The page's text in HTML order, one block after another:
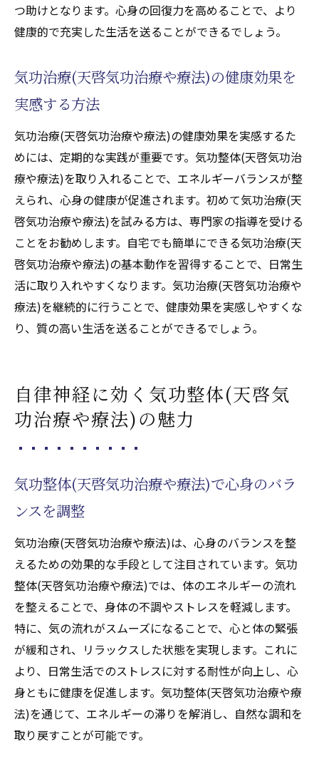
つ助けとなります。心身の回復力を高めることで、より
健康的で充実した生活を送ることができるでしょう。
気功治療(天啓気功治療や療法)の健康効果を
実感する方法
気功治療(天啓気功治療や療法)の健康効果を実感するた
めには、定期的な実践が重要です。気功整体(天啓気功治
療や療法)を取り入れることで、エネルギーバランスが整
えられ、心身の健康が促進されます。初めて気功治療(天
啓気功治療や療法)を試みる方は、専門家の指導を受ける
ことをお勧めします。自宅でも簡単にできる気功治療(天
啓気功治療や療法)の基本動作を習得することで、日常生
活に取り入れやすくなります。気功治療(天啓気功治療や
療法)を継続的に行うことで、健康効果を実感しやすくな
り、質の高い生活を送ることができるでしょう。
自律神経に効く気功整体(天啓気
功治療や療法)の魅力
気功整体(天啓気功治療や療法)で心身のバラ
ンスを調整
気功治療(天啓気功治療や療法)は、心身のバランスを整
えるための効果的な手段として注目されています。気功
整体(天啓気功治療や療法)では、体のエネルギーの流れ
を整えることで、身体の不調やストレスを軽減します。
特に、気の流れがスムーズになることで、心と体の緊張
が緩和され、リラックスした状態を実現します。これに
より、日常生活でのストレスに対する耐性が向上し、心
身ともに健康を促進します。気功整体(天啓気功治療や療
法)を通じて、エネルギーの滞りを解消し、自然な調和を
取り戻すことが可能です。